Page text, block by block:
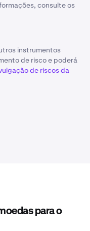
consulte os
instrumentos
de risco e poderá
de riscos da
para o